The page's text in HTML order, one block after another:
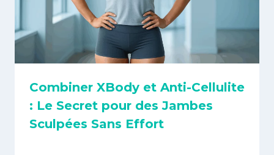
Combiner XBody et Anti-Cellulite
: Le Secret pour des Jambes
Sculpées Sans Effort